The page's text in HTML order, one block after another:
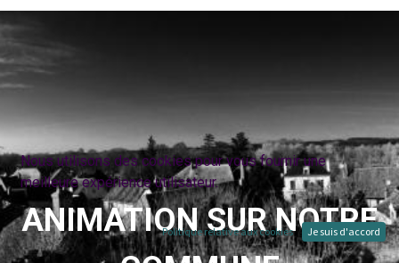
ANIMATION SUR NOTRE
Nous utilisons des cookies pour vous fournir une
meilleure expérience utilisateur.
Politique relative aux cookies Je suis d'accord